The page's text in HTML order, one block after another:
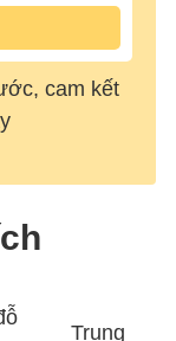
cam kết
Trung